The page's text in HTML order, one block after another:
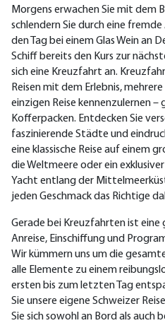
Morgens erwachen Sie mit dem
schlendern Sie durch eine
den Tag bei einem Glas Wein an
Schiff bereits den Kurs zur
sich eine Kreuzfahrt an.
Reisen mit dem Erlebnis,
einzigen Reise kennenzulernen –
Kofferpacken. Entdecken Sie
faszinierende Städte und
eine klassische Reise auf einem
die Weltmeere oder ein
Yacht entlang der
jeden Geschmack das Richtige
Gerade bei Kreuzfahrten ist
Anreise, Einschiffung und
Wir kümmern uns um die
alle Elemente zu einem
ersten bis zum letzten Tag
Sie unsere eigene Schweizer
Sie sich sowohl an Bord als auch